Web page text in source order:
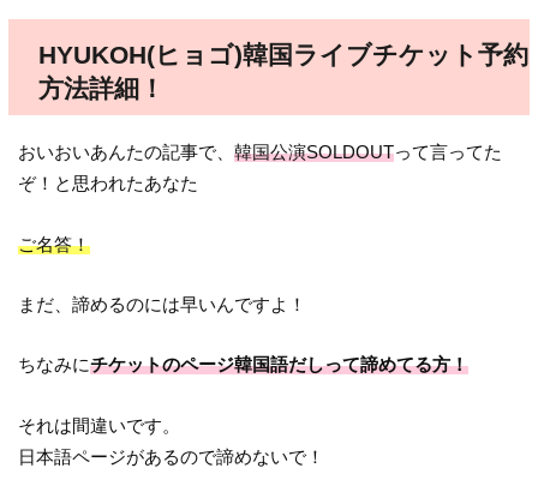
HYUKOH(ヒョゴ)韓国ライブチケット予約
方法詳細！
おいおいあんたの記事で、韓国公演SOLDOUTって言ってた
ぞ！と思われたあなた
ご名答！
まだ、諦めるのには早いんですよ！
ちなみにチケットのページ韓国語だしって諦めてる方！
それは間違いです。
日本語ページがあるので諦めないで！